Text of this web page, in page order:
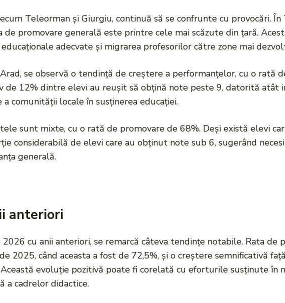
Teleorman și Giurgiu, continuă să se confrunte cu provocări. În
promovare generală este printre cele mai scăzute din țară.
adecvate și migrarea profesorilor către zone mai
se observă o tendință de creștere a performanțelor, cu o rată
de 12% dintre elevi au reușit să obțină note peste 9, datorită atât
comunității locale în susținerea educației.
sunt mixte, cu o rată de promovare de 68%. Deși există elevi
considerabilă de elevi care au obținut note sub 6, sugerând
generală.
anteriori
cu anii anteriori, se remarcă câteva tendințe notabile. Rata de
2025, când aceasta a fost de 72,5%, și o creștere semnificativă
evoluție pozitivă poate fi corelată cu eforturile susținute în
a cadrelor didactice.